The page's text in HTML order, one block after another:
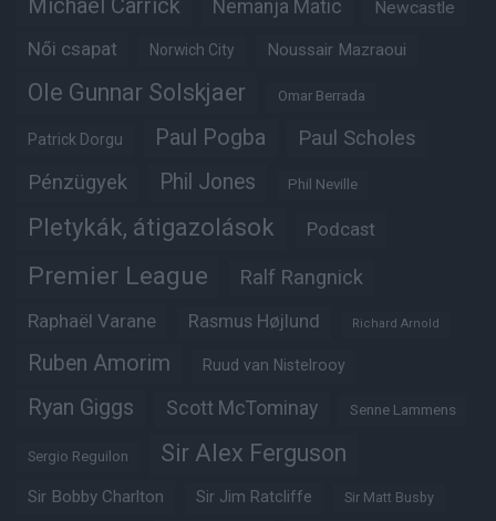
Michael Carrick Nemanja Matic Newcastle
Női csapat Norwich City Noussair Mazraoui
Ole Gunnar Solskjaer Omar Berrada
Patrick Dorgu Paul Pogba Paul Scholes
Pénzügyek Phil Jones Phil Neville
Pletykák, átigazolások Podcast
Premier League Ralf Rangnick
Raphaël Varane Rasmus Højlund Richard Arnold
Ruben Amorim Ruud van Nistelrooy
Ryan Giggs Scott McTominay Senne Lammens
Sergio Reguilon Sir Alex Ferguson
Sir Bobby Charlton Sir Jim Ratcliffe Sir Matt Busby